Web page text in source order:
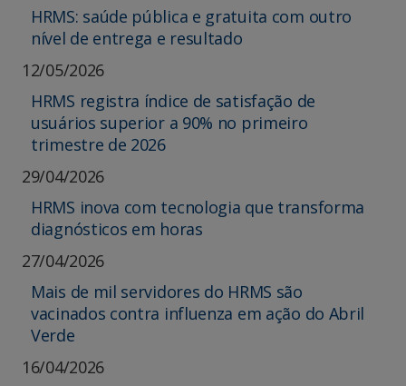
HRMS: saúde pública e gratuita com outro
nível de entrega e resultado
12/05/2026
HRMS registra índice de satisfação de
usuários superior a 90% no primeiro
trimestre de 2026
29/04/2026
HRMS inova com tecnologia que transforma
diagnósticos em horas
27/04/2026
Mais de mil servidores do HRMS são
vacinados contra influenza em ação do Abril
Verde
16/04/2026